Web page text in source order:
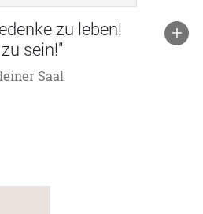
zu leben!
sein!"
Saal